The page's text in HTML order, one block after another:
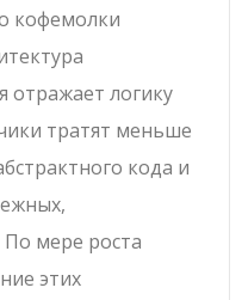
кофемолки
отражает логику
тратят меньше
кода и
мере роста
этих